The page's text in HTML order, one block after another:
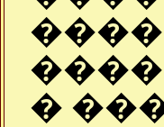
����
�